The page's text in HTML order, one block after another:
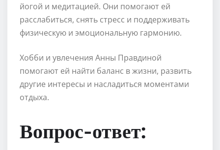
йогой и медитацией. Они помогают ей
расслабиться, снять стресс и поддерживать
физическую и эмоциональную гармонию.
Хобби и увлечения Анны Правдиной
помогают ей найти баланс в жизни, развить
другие интересы и насладиться моментами
отдыха.
Вопрос-ответ: